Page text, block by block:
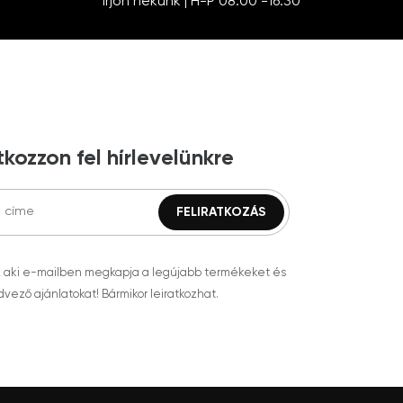
fel hírlevelünkre
aki e-mailben megkapja a legújabb termékeket és
ajánlatokat! Bármikor leiratkozhat.